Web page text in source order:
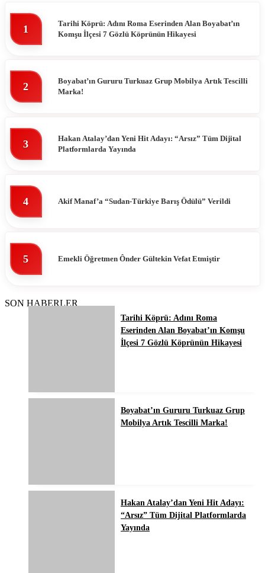
1
Tarihi Köprü: Adını Roma Eserinden Alan Boyabat’ın
Komşu İlçesi 7 Gözlü Köprünün Hikayesi
2
Boyabat’ın Gururu Turkuaz Grup Mobilya Artık Tescilli
Marka!
3
Hakan Atalay’dan Yeni Hit Adayı: “Arsız” Tüm Dijital
Platformlarda Yayında
4 Akif Manaf’a “Sudan-Türkiye Barış Ödülü” Verildi
5 Emekli Öğretmen Ônder Gültekin Vefat Etmiştir
SON HABERLER
Tarihi Köprü: Adını Roma
Eserinden Alan Boyabat’ın Komşu
İlçesi 7 Gözlü Köprünün Hikayesi
Boyabat’ın Gururu Turkuaz Grup
Mobilya Artık Tescilli Marka!
Hakan Atalay’dan Yeni Hit Adayı:
“Arsız” Tüm Dijital Platformlarda
Yayında